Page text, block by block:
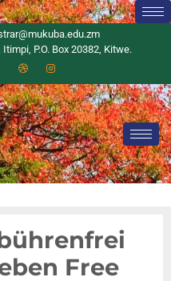
P.O. Box 20382, Kitwe.
Free